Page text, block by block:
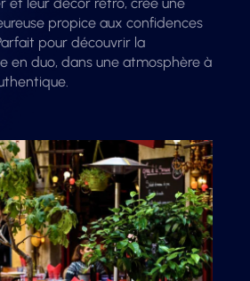
propice aux confidences
pour découvrir la
en duo, dans une atmosphère à